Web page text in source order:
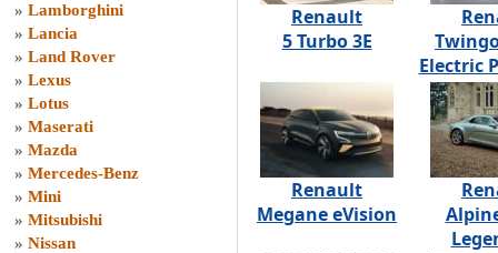
» Lamborghini
» Lancia
» Land Rover
» Lexus
» Lotus
» Maserati
» Mazda
» Mercedes-Benz
» Mini
» Mitsubishi
» Nissan
Renault
5 Turbo 3E
Electric
Renault
Megane eVision